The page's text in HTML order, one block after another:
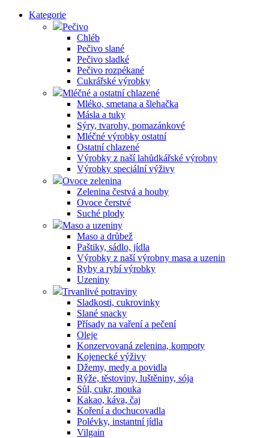
Kategorie
Pečivo
Chléb
Pečivo slané
Pečivo sladké
Pečivo rozpékané
Cukrářské výrobky
Mléčné a ostatní chlazené
Mléko, smetana a šlehačka
Másla a tuky
Sýry, tvarohy, pomazánkové
Mléčné výrobky ostatní
Ostatní chlazené
Výrobky z naší lahůdkářské výrobny
Výrobky speciální výživy
Ovoce zelenina
Zelenina čestvá a houby
Ovoce čerstvé
Suché plody
Maso a uzeniny
Maso a drůbež
Paštiky, sádlo, jídla
Výrobky z naší výrobny masa a uzenin
Ryby a rybí výrobky
Uzeniny
Trvanlivé potraviny
Sladkosti, cukrovinky
Slané snacky
Přísady na vaření a pečení
Oleje
Konzervovaná zelenina, kompoty
Kojenecké výživy
Džemy, medy a povidla
Rýže, těstoviny, luštěniny, sója
Sůl, cukr, mouka
Kakao, káva, čaj
Koření a dochucovadla
Polévky, instantní jídla
Vilgain